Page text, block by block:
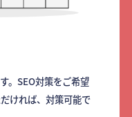
。SEO対策をご希望
ければ、対策可能で